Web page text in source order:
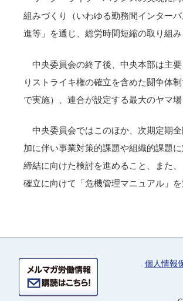
組みづくり（いわゆる勤務間インター
進等」を通じ、総労時間短縮の取り組み
中央委員会の終了後、中央本部は主
りストライキ権の確立を含めた闘争体
で実施）、連合が設定する最大のヤマ
中央委員会ではこのほか、次期定期
加に伴い事業対策的課題や組織的課題
締結に向けた検討を進めること、また
確立に向けて「危機管理マニュアル」
個人情報